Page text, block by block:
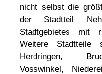
nicht selbst die
der Stadtteil
Stadtgebietes mit
Weitere Stadtteile
Herdringen,
Vosswinkel,